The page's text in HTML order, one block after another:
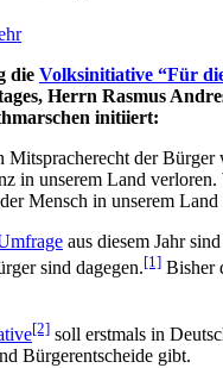
die Volksinitiative “Für
Herrn Rasmus
initiiert:
Mitspracherecht der
in unserem Land
Mensch in unserem
aus diesem Jahr
sind dagegen.[1] Bisher
[2] soll erstmals in
Bürgerentscheide gibt.